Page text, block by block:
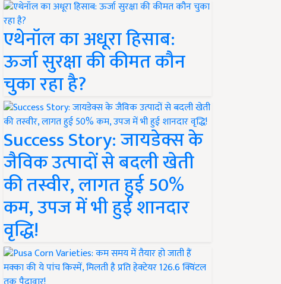
एथेनॉल का अधूरा हिसाब:
ऊर्जा सुरक्षा की कीमत कौन
चुका रहा है?
Success Story: जायडेक्स के
जैविक उत्पादों से बदली खेती
की तस्वीर, लागत हुई 50%
कम, उपज में भी हुई शानदार
वृद्धि!